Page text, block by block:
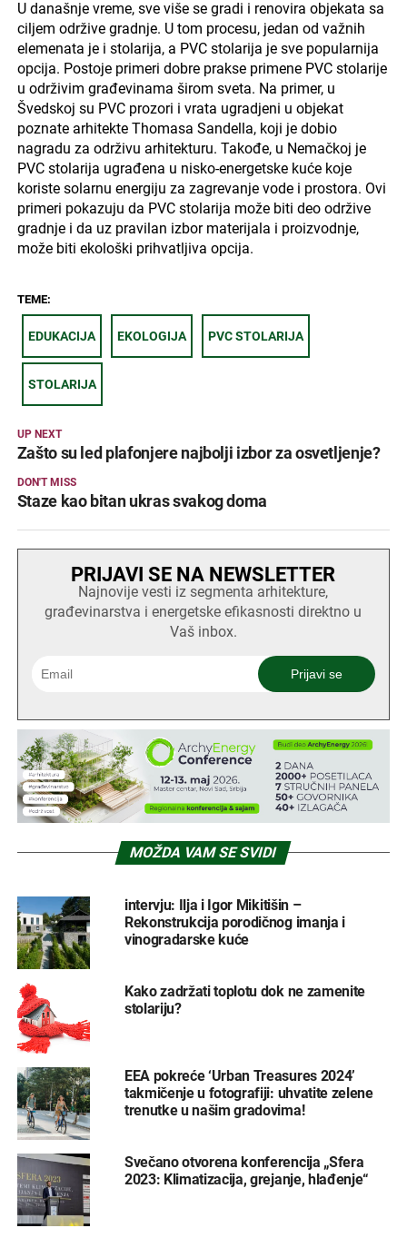
U današnje vreme, sve više se gradi i renovira objekata sa
ciljem održive gradnje. U tom procesu, jedan od važnih
elemenata je i stolarija, a PVC stolarija je sve popularnija
opcija. Postoje primeri dobre prakse primene PVC stolarije
u održivim građevinama širom sveta. Na primer, u
Švedskoj su PVC prozori i vrata ugradjeni u objekat
poznate arhitekte Thomasa Sandella, koji je dobio
nagradu za održivu arhitekturu. Takođe, u Nemačkoj je
PVC stolarija ugrađena u nisko-energetske kuće koje
koriste solarnu energiju za zagrevanje vode i prostora. Ovi
primeri pokazuju da PVC stolarija može biti deo održive
gradnje i da uz pravilan izbor materijala i proizvodnje,
može biti ekološki prihvatljiva opcija.
TEME:
EDUKACIJA EKOLOGIJA PVC STOLARIJA
STOLARIJA
UP NEXT
Zašto su led plafonjere najbolji izbor za osvetljenje?
DON'T MISS
Staze kao bitan ukras svakog doma
PRIJAVI SE NA NEWSLETTER
Najnovije vesti iz segmenta arhitekture,
građevinarstva i energetske efikasnosti direktno u
Vaš inbox.
MOŽDA VAM SE SVIDI
intervju: Ilja i Igor Mikitišin –
Rekonstrukcija porodičnog imanja i
vinogradarske kuće
Kako zadržati toplotu dok ne zamenite
stolariju?
EEA pokreće ‘Urban Treasures 2024’
takmičenje u fotografiji: uhvatite zelene
trenutke u našim gradovima!
Svečano otvorena konferencija „Sfera
2023: Klimatizacija, grejanje, hlađenje“